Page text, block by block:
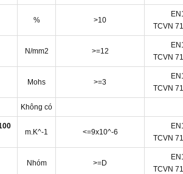
% >10
TCVN
N/mm2 >=12
TCVN
Mohs >=3
TCVN
Không có
m.K^-1 <=9x10^-6
TCVN
Nhóm >=D
TCVN